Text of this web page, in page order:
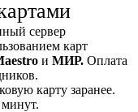
сервер
карт
и МИР. Оплата
карту заранее.